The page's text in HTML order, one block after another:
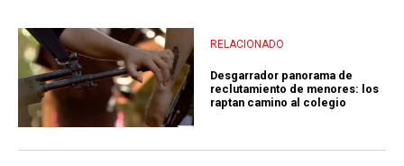
RELACIONADO
Desgarrador panorama de
reclutamiento de menores: los
raptan camino al colegio